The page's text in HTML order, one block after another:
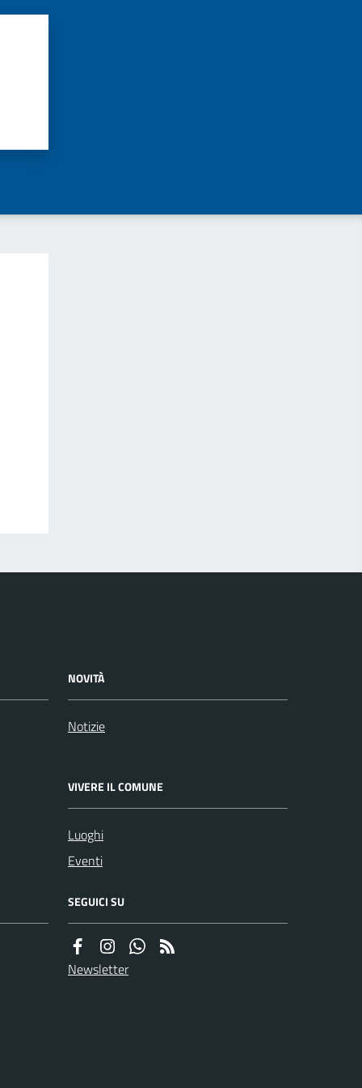
NOVITÀ
Notizie
VIVERE IL COMUNE
Luoghi
Eventi
SEGUICI SU
Newsletter